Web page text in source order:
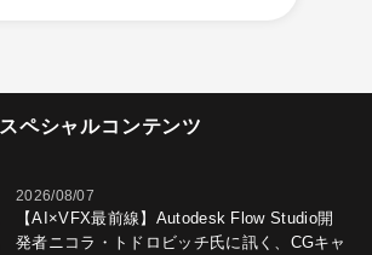
スペシャルコンテンツ
2026/08/07
【AI×VFX最前線】Autodesk Flow Studio開
発者ニコラ・トドロビッチ氏に訊く、CGキャ